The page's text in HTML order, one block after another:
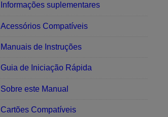
Informações suplementares
Acessórios Compatíveis
Manuais de Instruções
Guia de Iniciação Rápida
Sobre este Manual
Cartões Compatíveis